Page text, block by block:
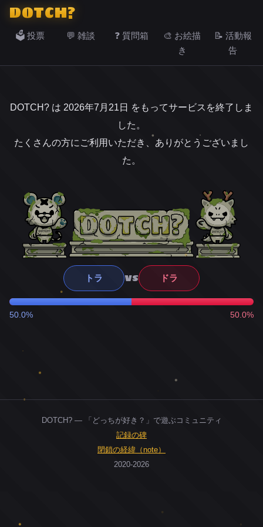
DOTCH?
🗳️ 投票 💬 雑談 ❓ 質問箱
🎨 お絵描
き
📝 活動報
告
DOTCH? は 2026年7月21日 をもってサービスを終了しま
した。
たくさんの方にご利用いただき、ありがとうございまし
た。
トラ VS ドラ
50.0% 50.0%
DOTCH? — 「どっちが好き？」で遊ぶコミュニティ
記録の碑
閉鎖の経緯（note）
2020-2026